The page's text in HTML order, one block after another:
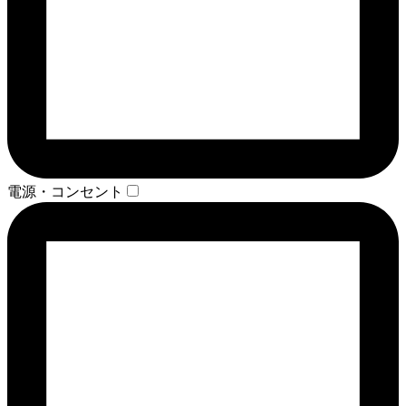
電源・コンセント